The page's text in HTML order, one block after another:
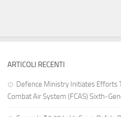
ARTICOLI RECENTI
Defence Ministry Initiates Efforts
Combat Air System (FCAS)